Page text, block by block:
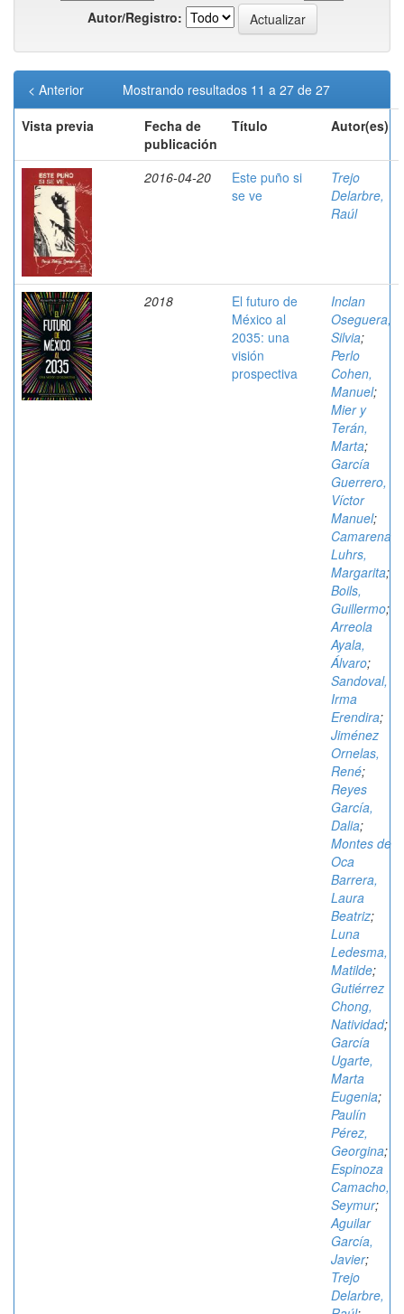
Autor/Registro:
Mostrando resultados 11 a 27 de 27
< Anterior
Vista previa
Fecha de
publicación
Título Autor(es)
2016-04-20
Este puño si
se ve
Trejo
Delarbre,
Raúl
2018
El futuro de
México al
2035: una
visión
prospectiva
Inclan
Oseguera,
Silvia;
Perlo
Cohen,
Manuel;
Mier y
Terán,
Marta;
García
Guerrero,
Víctor
Manuel;
Camarena
Luhrs,
Margarita;
Boils,
Guillermo;
Arreola
Ayala,
Álvaro;
Sandoval,
Irma
Erendira;
Jiménez
Ornelas,
René;
Reyes
García,
Dalia;
Montes de
Oca
Barrera,
Laura
Beatriz;
Luna
Ledesma,
Matilde;
Gutiérrez
Chong,
Natividad;
García
Ugarte,
Marta
Eugenia;
Paulín
Pérez,
Georgina;
Espinoza
Camacho,
Seymur;
Aguilar
García,
Javier;
Trejo
Delarbre,